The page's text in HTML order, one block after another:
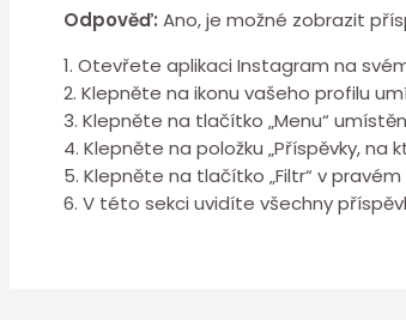
Odpověď: Ano, je možné zobrazit
1. Otevřete aplikaci Instagram na
2. Klepněte na ikonu vašeho profilu
3. Klepněte na tlačítko „Menu“
4. Klepněte na položku „Příspěvky, na
5. Klepněte na tlačítko „Filtr“ v
6. V této sekci uvidíte všechny